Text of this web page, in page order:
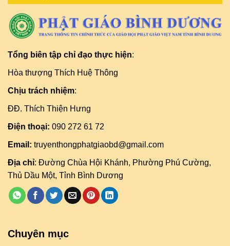
Tổng biên tập chỉ đạo thực hiện:
Hòa thượng Thích Huệ Thông
Chịu trách nhiệm:
ĐĐ. Thích Thiện Hưng
Điện thoại: 090 272 61 72
Email: truyenthongphatgiaobd@gmail.com
Địa chỉ: Đường Chùa Hội Khánh, Phường Phú Cường,
Thủ Dầu Một, Tỉnh Bình Dương
Chuyên mục